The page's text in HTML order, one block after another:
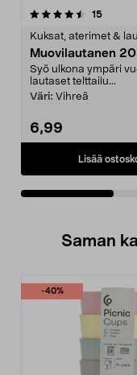
15
Kuksat, aterimet &
Muovilautanen
Syö ulkona ympäri
lautaset telttailu...
Väri: Vihreä
6,99
Lisää
4.5viidestä
Saman
-40%